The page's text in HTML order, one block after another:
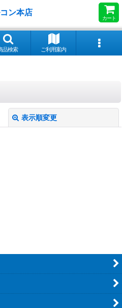
ン本店
カート
品検索 ご利用案内
表示順変更